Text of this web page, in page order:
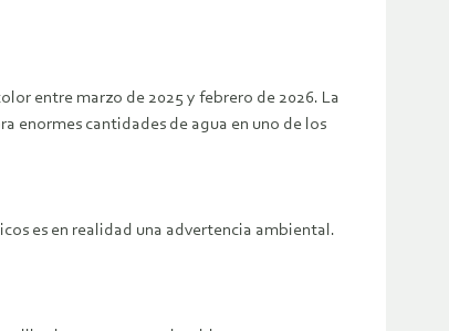
entre marzo de 2025 y febrero de 2026. La
enormes cantidades de agua en uno de los
es en realidad una advertencia ambiental.